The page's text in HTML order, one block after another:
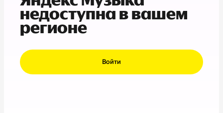
недоступна в вашем
регионе
Войти